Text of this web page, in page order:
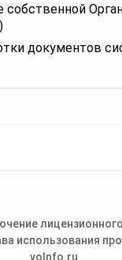
собственной
документов
использования
voInfo.ru